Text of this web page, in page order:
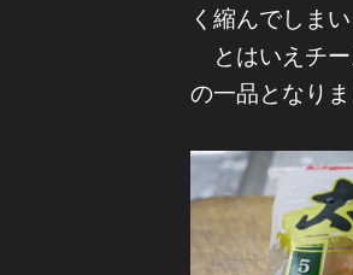
く縮んでしまい
とはいえチー
の一品となりま